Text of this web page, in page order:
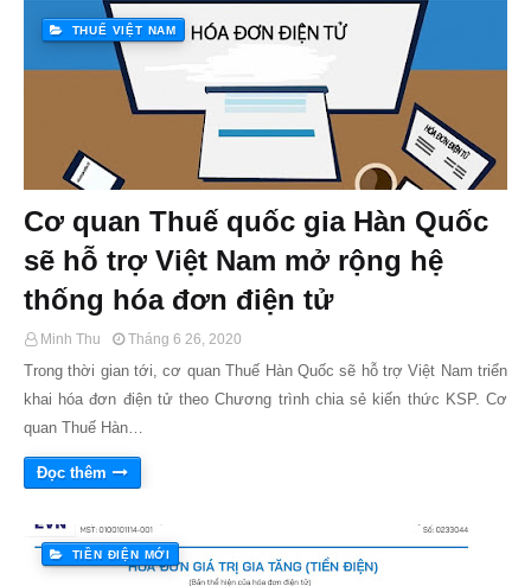
THUẾ VIỆT NAM
Cơ quan Thuế quốc gia Hàn Quốc
sẽ hỗ trợ Việt Nam mở rộng hệ
thống hóa đơn điện tử
Minh Thu Tháng 6 26, 2020
Trong thời gian tới, cơ quan Thuế Hàn Quốc sẽ hỗ trợ Việt Nam triển
khai hóa đơn điện tử theo Chương trình chia sẻ kiến thức KSP. Cơ
quan Thuế Hàn…
Đọc thêm
TIỀN ĐIỆN MỚI